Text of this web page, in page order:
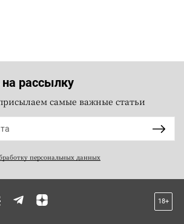
рассылку
самые важные статьи
персональных данных
18+